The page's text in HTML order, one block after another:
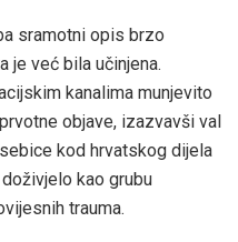
sramotni opis brzo
je već bila učinjena.
kanalima munjevito
objave, izazvavši val
kod hrvatskog dijela
kao grubu
trauma.